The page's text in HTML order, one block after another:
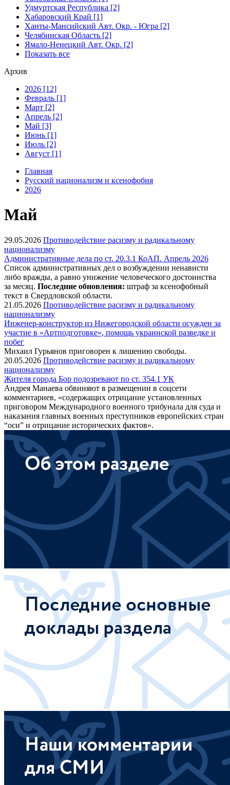
Удмуртская Республика [2]
Хабаровский Край [1]
Ханты-Мансийский Авт. Окр. - Югра [2]
Челябинская Область [2]
Ямало-Ненецкий Авт. Окр. [2]
Показать все
Архив
2026 [12]
Февраль [1]
Март [2]
Апрель [2]
Май [3]
Июнь [1]
Июль [2]
Август [1]
Главная
Русский национализм и ксенофобия
2026
Май
29.05.2026 Противодействие расизму и радикальному
национализму
Административные дела по ст. 20.3.1 КоАП. Апрель 2026
Список административных дел о возбуждении ненависти
либо вражды, а равно унижение человеческого достоинства
за месяц. Последние обновления: штраф за ксенофобный
текст в Свердловской области.
21.05.2026 Противодействие расизму и радикальному
национализму
Инженер-конструктор из Нижегородской области осужден за
участие в «Артподготовке», помощь украинской разведке и
побег
Михаил Гурьянов приговорен к лишению свободы.
20.05.2026 Противодействие расизму и радикальному
национализму
Жителя города Бор подозревают по ст. 354.1 УК
Андрея Манаева обвиняют в размещении в соцсети
комментариев, «содержащих отрицание установленных
приговором Международного военного трибунала для суда и
наказания главных военных преступников европейских стран
“оси” и отрицание исторических фактов».